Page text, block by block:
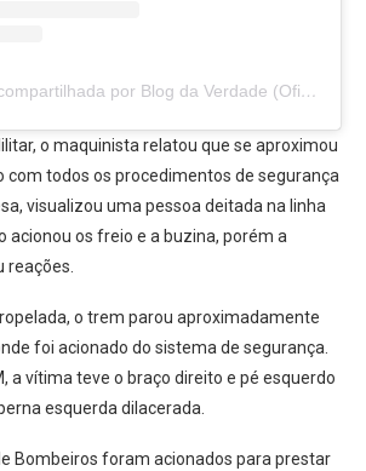
Uma publicação compartilhada por Blog da Verdade (Oficial) (@luiz.blogdaverdade)
o maquinista relatou que se aproximou
com todos os procedimentos de segurança
visualizou uma pessoa deitada na linha
acionou os freio e a buzina, porém a
reações.
o trem parou aproximadamente
foi acionado do sistema de segurança.
a vítima teve o braço direito e pé esquerdo
esquerda dilacerada.
Bombeiros foram acionados para prestar